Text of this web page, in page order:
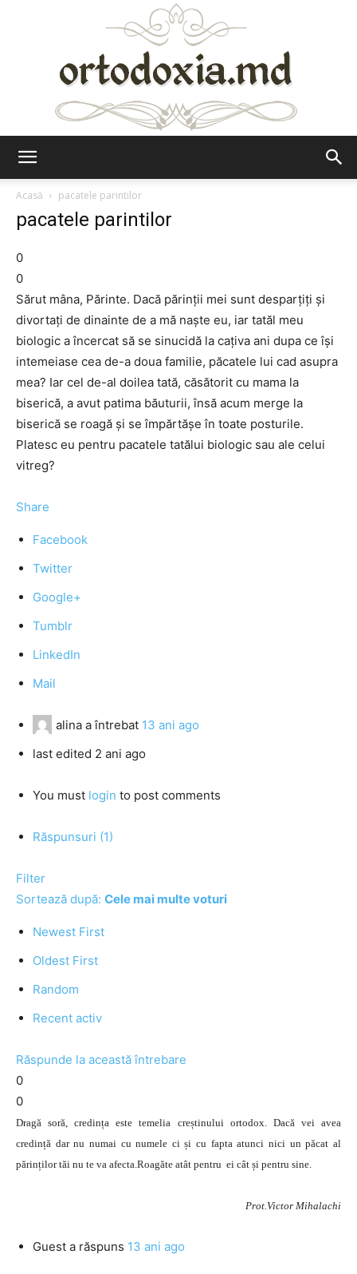
Acasă
pacatele parintilor
pacatele parintilor
0
0
Sărut mâna, Părinte. Dacă părinţii mei sunt desparţiţi şi
divortaţi de dinainte de a mă naşte eu, iar tatăl meu
biologic a încercat să se sinucidă la caţiva ani dupa ce îşi
intemeiase cea de-a doua familie, păcatele lui cad asupra
mea? Iar cel de-al doilea tată, căsătorit cu mama la
biserică, a avut patima băuturii, însă acum merge la
biserică se roagă şi se împărtăşe în toate posturile.
Platesc eu pentru pacatele tatălui biologic sau ale celui
vitreg?
Share
Facebook
Twitter
Google+
Tumblr
LinkedIn
Mail
alina a întrebat 13 ani ago
last edited 2 ani ago
You must login to post comments
Răspunsuri (1)
Filter
Sortează după: Cele mai multe voturi
Newest First
Oldest First
Random
Recent activ
Răspunde la această întrebare
0
0
Dragă soră, credința este temelia creștinului ortodox. Dacă vei avea
credință dar nu numai cu numele ci și cu fapta atunci nici un păcat al
părinților tăi nu te va afecta.Roagăte atât pentru ei cât și pentru sine.
Prot.Victor Mihalachi
Guest a răspuns 13 ani ago